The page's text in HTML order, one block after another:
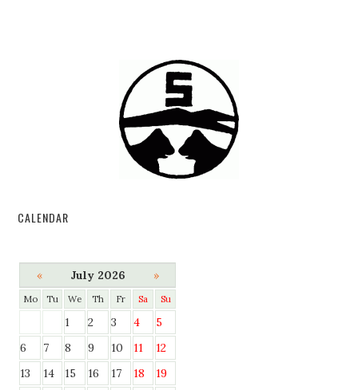
CALENDAR
« July 2026 »
Mo Tu We Th Fr Sa Su
1 2 3 4
5
6
7 8 9 10 11
12
13
14 15 16 17 18
19